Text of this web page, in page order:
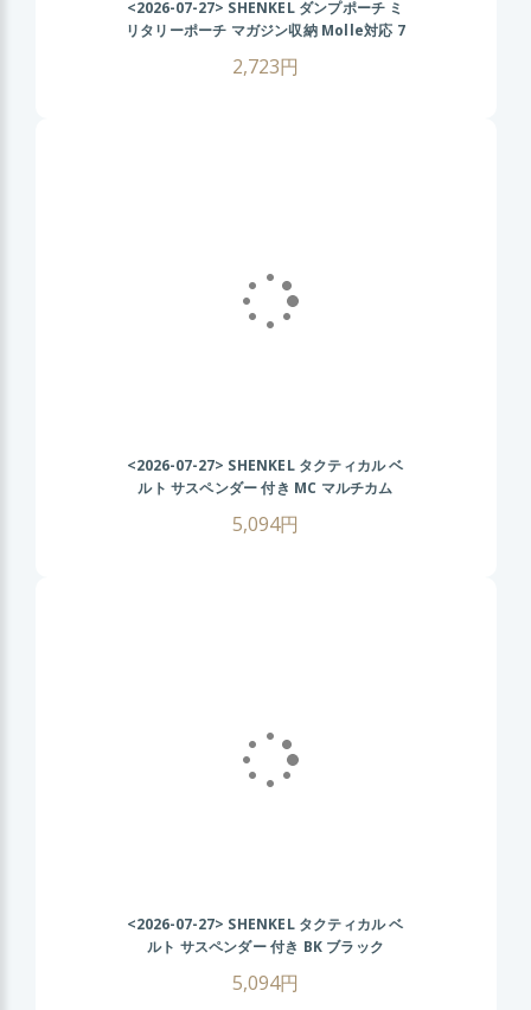
<2026-07-27> SHENKEL ダンプポーチ ミ
リタリーポーチ マガジン収納 Molle対応 7
2,723円
<2026-07-27> SHENKEL タクティカル ベ
ルト サスペンダー 付き MC マルチカム
MOLLE サバイバルゲーム
5,094円
<2026-07-27> SHENKEL タクティカル ベ
ルト サスペンダー 付き BK ブラック
5,094円